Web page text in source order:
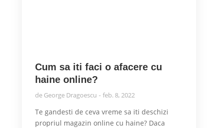
Cum sa iti faci o afacere cu
haine online?
de George Dragoescu feb. 8, 2022
Te gandesti de ceva vreme sa iti deschizi
propriul magazin online cu haine? Daca